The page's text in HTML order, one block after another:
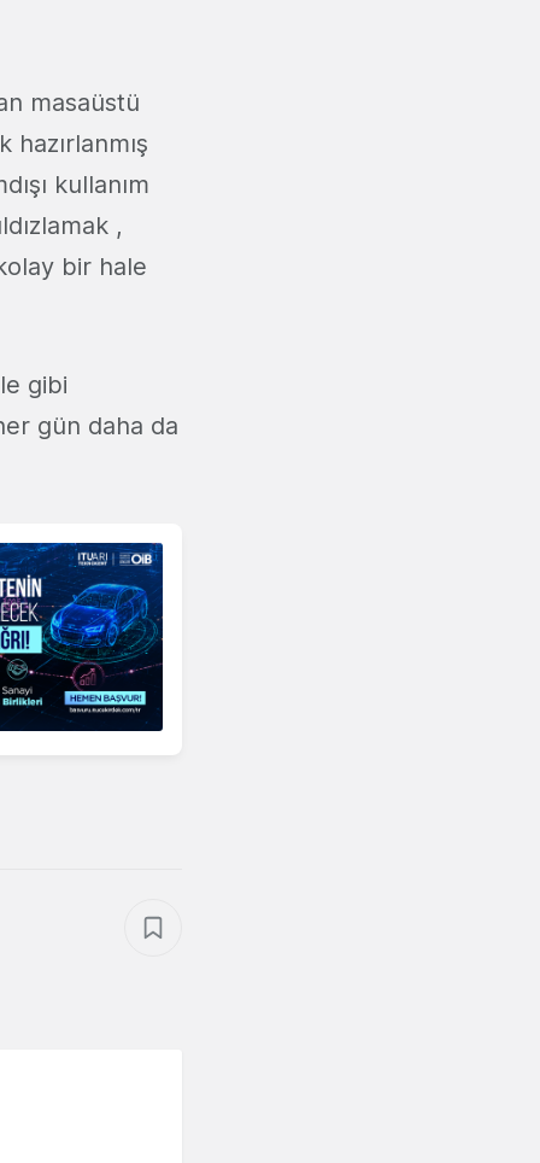
masaüstü
kullanım
,
bir hale
gibi
gün daha da